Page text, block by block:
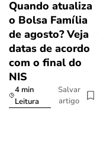
Quando atualiza
o Bolsa Família
de agosto? Veja
datas de acordo
com o final do
NIS
4 min
Leitura
Salvar
artigo